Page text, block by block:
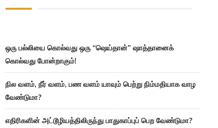
ஒரு பல்லியை கொல்வது ஒரு “ஷெய்தான்” ஷாத்தானைக்
கொல்வது போன்றாகும்!
நில வளம், நீர் வளம், பண வளம் யாவும் பெற்று நிம்மதியாக வாழ
வேண்டுமா?
எதிரிகளின் அட்டூழியத்திலிருந்து பாதுகாப்புப் பெற வேண்டுமா?